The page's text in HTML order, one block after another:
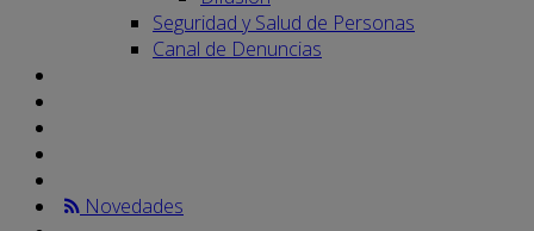
Seguridad y Salud de Personas
Canal de Denuncias
Novedades